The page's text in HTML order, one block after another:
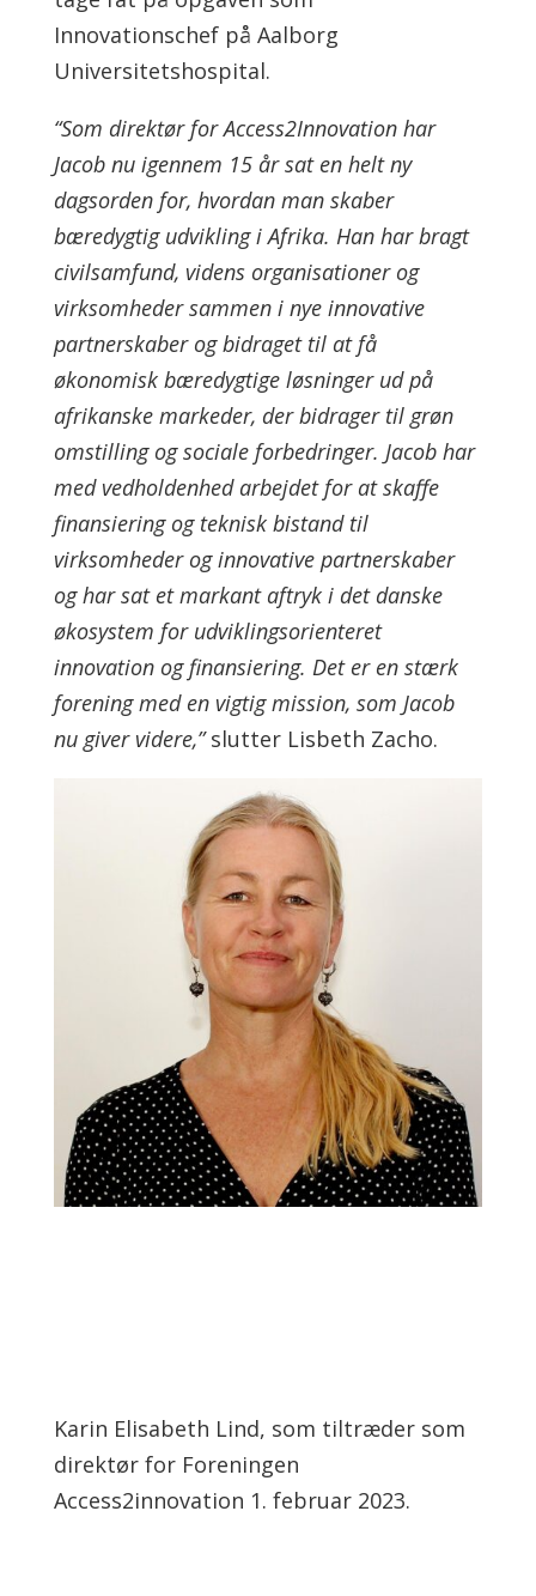
Innovationschef på Aalborg
Universitetshospital.
“Som direktør for Access2Innovation har
Jacob nu igennem 15 år sat en helt ny
dagsorden for, hvordan man skaber
bæredygtig udvikling i Afrika. Han har bragt
civilsamfund, videns organisationer og
virksomheder sammen i nye innovative
partnerskaber og bidraget til at få
økonomisk bæredygtige løsninger ud på
afrikanske markeder, der bidrager til grøn
omstilling og sociale forbedringer. Jacob har
med vedholdenhed arbejdet for at skaffe
finansiering og teknisk bistand til
virksomheder og innovative partnerskaber
og har sat et markant aftryk i det danske
økosystem for udviklingsorienteret
innovation og finansiering. Det er en stærk
forening med en vigtig mission, som Jacob
nu giver videre,”slutter Lisbeth Zacho.
Karin Elisabeth Lind, som tiltræder som
direktør for Foreningen
Access2innovation 1. februar 2023.